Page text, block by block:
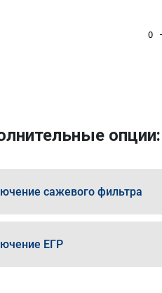
0
опции:
сажевого фильтра
ЕГР